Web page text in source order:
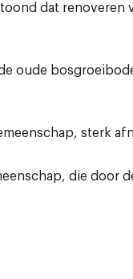
dat renoveren
oude
sterk
die door